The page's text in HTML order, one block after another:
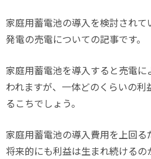
家庭用蓄電池の導入を検討され
発電の売電についての記事です。
家庭用蓄電池を導入すると売電
われますが、一体どのくらいの
るこちでしょう。
家庭用蓄電池の導入費用を上回る
将来的にも利益は生まれ続けるの